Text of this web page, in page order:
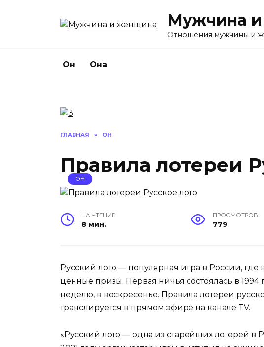
Мужчина
Отношения мужчины и
Он Она
ГЛАВНАЯ » ОН
Правила лотереи
ОН
НА ЧТЕНИЕ
8 мин.
ПРОСМОТРОВ
779
Русский лото — популярная игра в России,
ценные призы. Первая ничья состоялась в 1994
неделю, в воскресенье. Правила лотереи
транслируется в прямом эфире на канале TV.
«Русский лото — одна из старейших лотерей